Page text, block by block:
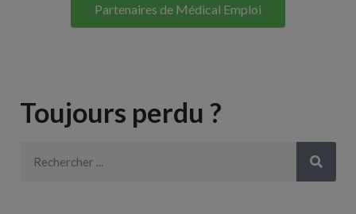
Partenaires de Médical Emploi
Toujours perdu ?